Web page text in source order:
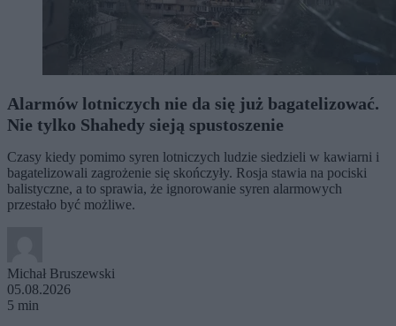
Alarmów lotniczych nie da się już bagatelizować.
Nie tylko Shahedy sieją spustoszenie
Czasy kiedy pomimo syren lotniczych ludzie siedzieli w kawiarni i
bagatelizowali zagrożenie się skończyły. Rosja stawia na pociski
balistyczne, a to sprawia, że ignorowanie syren alarmowych
przestało być możliwe.
Michał Bruszewski
05.08.2026
5 min